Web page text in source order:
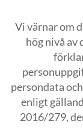
Vi värnar om
hög nivå
persondata
enligt
2016/279,